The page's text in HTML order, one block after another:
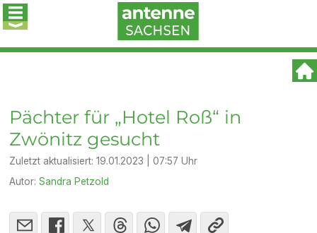
Pächter für „Hotel Roß“ in
Zwönitz gesucht
Zuletzt aktualisiert:19.01.2023 | 07:57 Uhr
Autor:Sandra Petzold